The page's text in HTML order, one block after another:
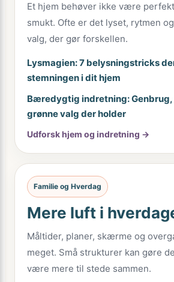
Et hjem behøver ikke være
smukt. Ofte er det lyset, rytmen
valg, der gør forskellen.
Lysmagien: 7 belysningstricks
stemningen i dit hjem
Bæredygtig indretning: Genbrug,
grønne valg der holder
Udforsk hjem og indretning →
Familie og Hverdag
Mere luft i
Måltider, planer, skærme og
meget. Små strukturer kan gøre
være mere til stede sammen.